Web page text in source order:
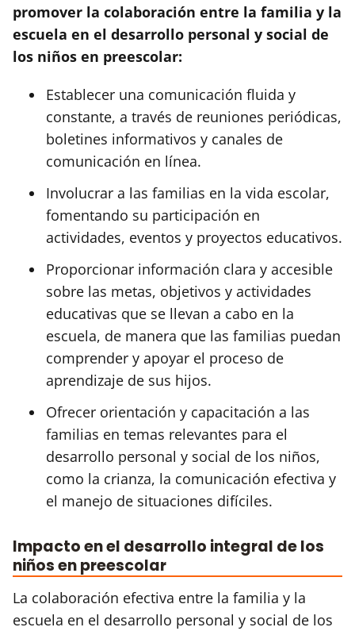
promover la colaboración entre la familia y la
escuela en el desarrollo personal y social de
los niños en preescolar:
Establecer una comunicación fluida y
constante, a través de reuniones periódicas,
boletines informativos y canales de
comunicación en línea.
Involucrar a las familias en la vida escolar,
fomentando su participación en
actividades, eventos y proyectos educativos.
Proporcionar información clara y accesible
sobre las metas, objetivos y actividades
educativas que se llevan a cabo en la
escuela, de manera que las familias puedan
comprender y apoyar el proceso de
aprendizaje de sus hijos.
Ofrecer orientación y capacitación a las
familias en temas relevantes para el
desarrollo personal y social de los niños,
como la crianza, la comunicación efectiva y
el manejo de situaciones difíciles.
Impacto en el desarrollo integral de los
niños en preescolar
La colaboración efectiva entre la familia y la
escuela en el desarrollo personal y social de los